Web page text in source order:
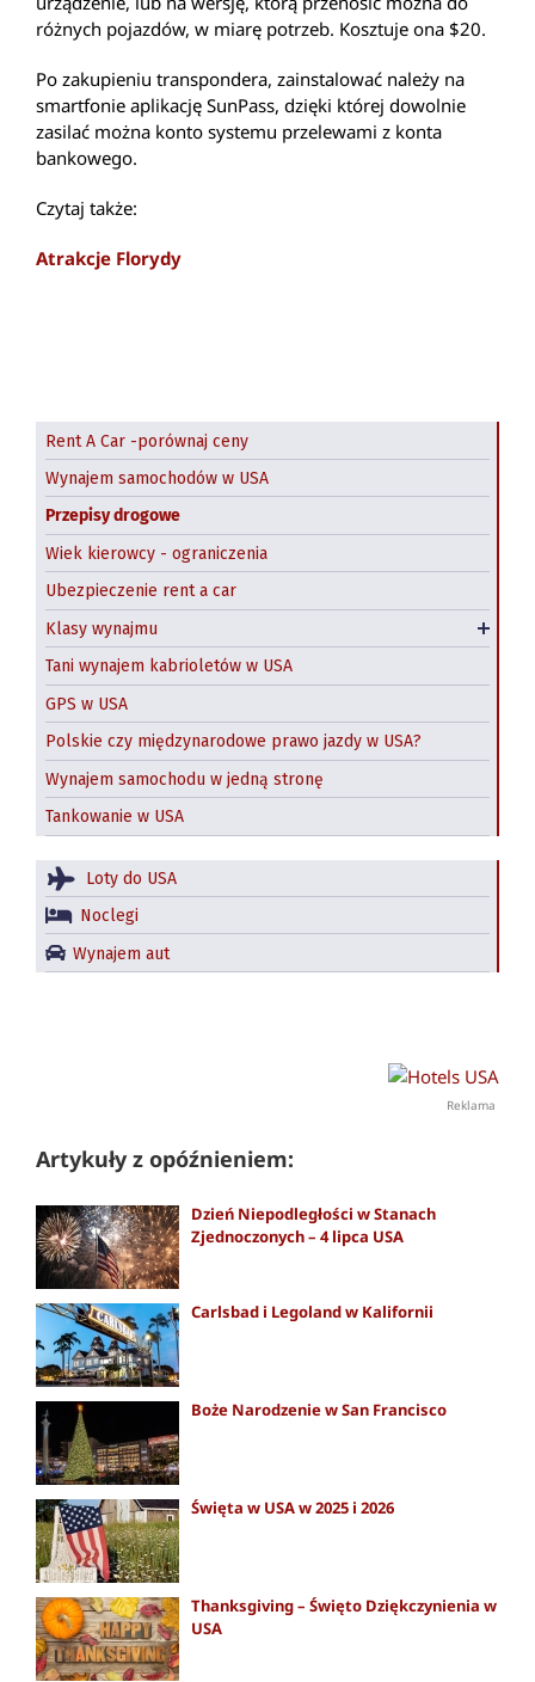
różnych pojazdów, w miarę potrzeb. Kosztuje ona $20.
Po zakupieniu transpondera, zainstalować należy na
smartfonie aplikację SunPass, dzięki której dowolnie
zasilać można konto systemu przelewami z konta
bankowego.
Czytaj także:
Atrakcje Florydy
Rent A Car -porównaj ceny
Wynajem samochodów w USA
Przepisy drogowe
Wiek kierowcy - ograniczenia
Ubezpieczenie rent a car
Klasy wynajmu
SUV w USA
Duży SUV
Wynajem minivanów
Tani wynajem kabrioletów w USA
GPS w USA
Polskie czy międzynarodowe prawo jazdy w USA?
Wynajem samochodu w jedną stronę
Tankowanie w USA
Loty do USA
Noclegi
Wynajem aut
Reklama
Artykuły z opóźnieniem:
Dzień Niepodległości w Stanach
Zjednoczonych – 4 lipca USA
Carlsbad i Legoland w Kalifornii
Boże Narodzenie w San Francisco
Święta w USA w 2025 i 2026
Thanksgiving – Święto Dziękczynienia w
USA